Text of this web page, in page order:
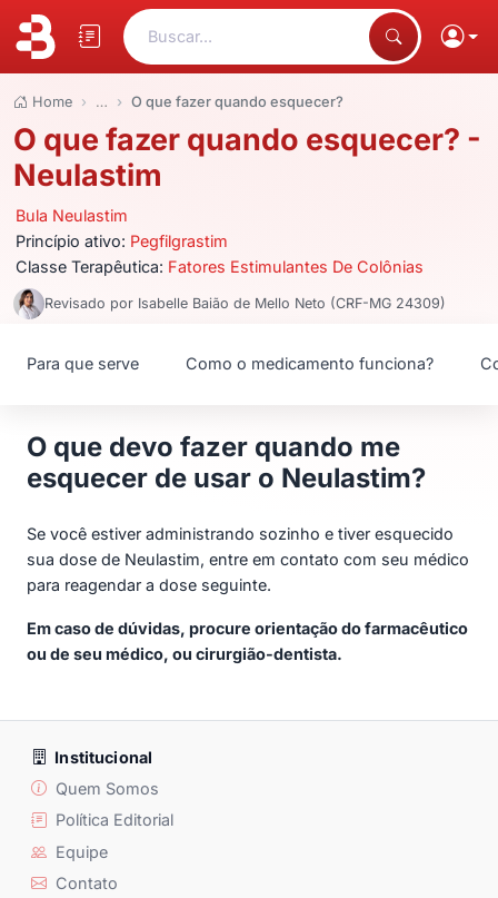
Buscar...
Home … O que fazer quando esquecer?
O que fazer quando esquecer? -
Neulastim
Bula Neulastim
Princípio ativo: Pegfilgrastim
Classe Terapêutica: Fatores Estimulantes De Colônias
Revisado por Isabelle Baião de Mello Neto (CRF-MG 24309)
Para que serve Como o medicamento funciona?
O que devo fazer quando me
esquecer de usar o Neulastim?
Se você estiver administrando sozinho e tiver esquecido
sua dose de Neulastim, entre em contato com seu médico
para reagendar a dose seguinte.
Em caso de dúvidas, procure orientação do farmacêutico
ou de seu médico, ou cirurgião-dentista.
Institucional
Quem Somos
Política Editorial
Equipe
Contato